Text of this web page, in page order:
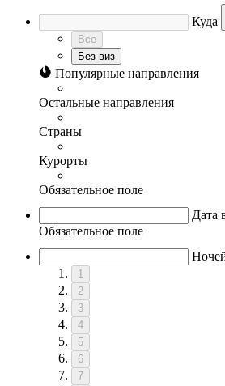
Куда
Все
Без виз
Популярные направления
Остальные направления
Страны
Курорты
Обязательное поле
Дата
Обязательное поле
1
2
3
4
5
6
7